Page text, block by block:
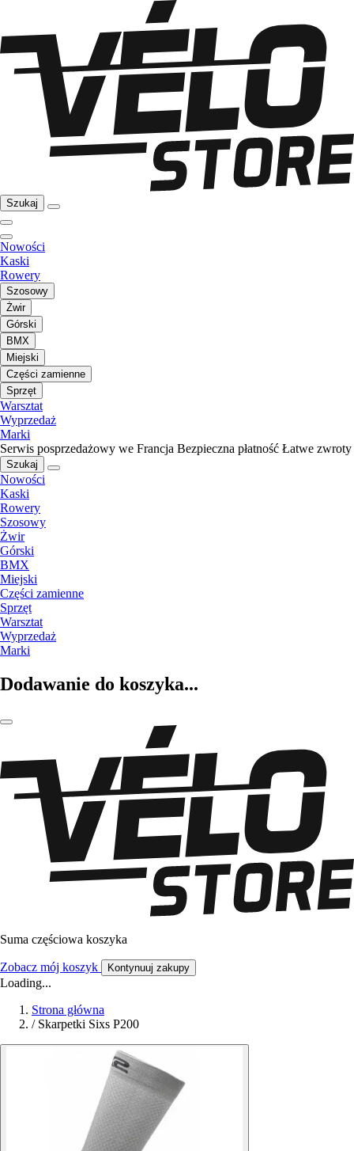
Szukaj
Nowości
Kaski
Rowery
Szosowy
Żwir
Górski
BMX
Miejski
Części zamienne
Sprzęt
Warsztat
Wyprzedaż
Marki
Serwis posprzedażowy we Francja Bezpieczna płatność Łatwe zwroty
Szukaj
Nowości
Kaski
Rowery
Szosowy
Żwir
Górski
BMX
Miejski
Części zamienne
Sprzęt
Warsztat
Wyprzedaż
Marki
Dodawanie do koszyka...
Suma częściowa koszyka
Zobacz mój koszyk Kontynuuj zakupy
Loading...
Strona główna
/ Skarpetki Sixs P200